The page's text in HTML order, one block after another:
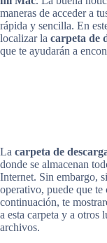
maneras de acceder a
rápida y sencilla. En
localizar la carpeta de
que te ayudarán a
La carpeta de
donde se almacenan
Internet. Sin embargo,
operativo, puede que te
continuación, te
a esta carpeta y a otros
archivos.